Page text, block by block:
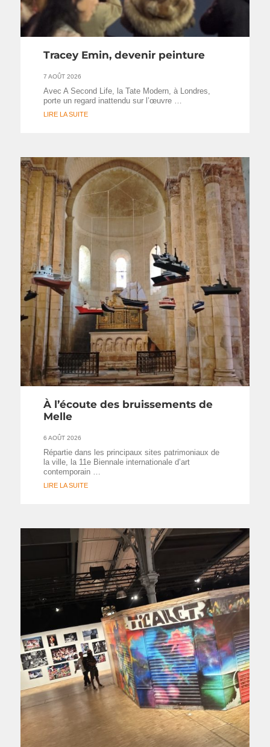
Tracey Emin, devenir peinture
7 AOÛT 2026
Avec A Second Life, la Tate Modern, à Londres,
porte un regard inattendu sur l’œuvre …
LIRE LA SUITE
À l’écoute des bruissements de
Melle
6 AOÛT 2026
Répartie dans les principaux sites patrimoniaux de
la ville, la 11e Biennale internationale d’art
contemporain …
LIRE LA SUITE